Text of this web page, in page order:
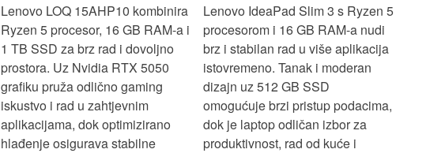
Lenovo LOQ 15AHP10 kombinira
Ryzen 5 procesor, 16 GB RAM-a i
1 TB SSD za brz rad i dovoljno
prostora. Uz Nvidia RTX 5050
grafiku pruža odlično gaming
iskustvo i rad u zahtjevnim
aplikacijama, dok optimizirano
hlađenje osigurava stabilne
Lenovo IdeaPad Slim 3 s Ryzen 5
procesorom i 16 GB RAM-a nudi
brz i stabilan rad u više aplikacija
istovremeno. Tanak i moderan
dizajn uz 512 GB SSD
omogućuje brzi pristup podacima,
dok je laptop odličan izbor za
produktivnost, rad od kuće i